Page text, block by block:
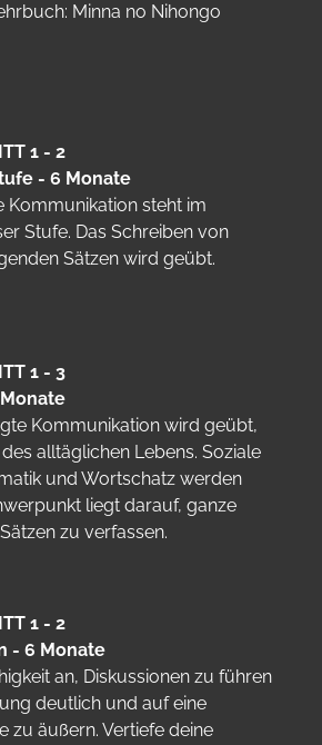
Minna no Nihongo
1 - 2
- 6 Monate
Kommunikation steht im
Stufe. Das Schreiben von
Sätzen wird geübt.
1 - 3
Kommunikation wird geübt,
alltäglichen Lebens. Soziale
und Wortschatz werden
liegt darauf, ganze
zu verfassen.
1 - 2
- 6 Monate
an, Diskussionen zu führen
deutlich und auf eine
zu äußern. Vertiefe deine